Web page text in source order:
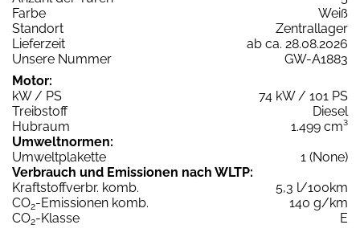
Farbe
Weiß
Standort
Zentrallager
Lieferzeit
ab ca. 28.08.2026
Unsere Nummer
GW-A1883
Motor:
kW / PS
74 kW / 101 PS
Treibstoff
Diesel
Hubraum
1.499 cm³
Umweltnormen:
Umweltplakette
1 (None)
Verbrauch und Emissionen nach WLTP:
Kraftstoffverbr. komb.
5,3 l/100km
CO2-Emissionen komb.
140 g/km
CO2-Klasse
E